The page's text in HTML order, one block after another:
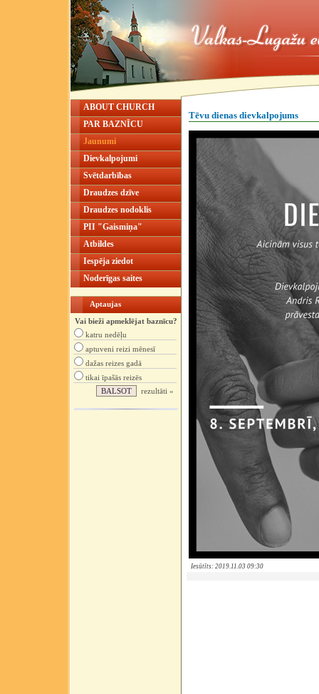
ABOUT CHURCH
PAR BAZNĪCU
Jaunumi
Dievkalpojumi
Svētdarbības
Draudzes dzīve
Draudzes nodoklis
PII "Gaismiņa"
Atbildes
Iespēja ziedot
Noderīgas saites
Aptaujas
Vai bieži apmeklējat baznīcu?
katru nedēļu
aptuveni reizi mēnesī
dažas reizes gadā
tikai īpašās reizēs
rezultāti »
Tēvu dienas dievkalpojums
Iesūtīts: 2019.11.03 09:30